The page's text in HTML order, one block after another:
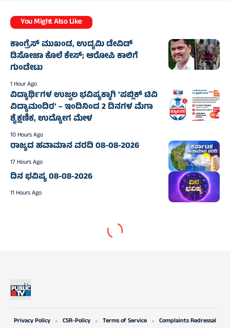
You Might Also Like
ಕಾಂಗ್ರೆಸ್‌ ಮುಖಂಡ, ಉದ್ಯಮಿ ಡೇವಿಡ್‌
ಡಿಸೋಜಾ ಕೊಲೆ ಕೇಸ್;‌ ಆರೋಪಿ ಕಾಲಿಗೆ
ಗುಂಡೇಟು
1 Hour Ago
ವಿದ್ಯಾರ್ಥಿಗಳ ಉಜ್ವಲ ಭವಿಷ್ಯಕ್ಕಾಗಿ ‘ಪಬ್ಲಿಕ್ ಟಿವಿ
ವಿದ್ಯಾಮಂದಿರ’ – ಇಂದಿನಿಂದ 2 ದಿನಗಳ ಮೆಗಾ
ಶೈಕ್ಷಣಿಕ, ಉದ್ಯೋಗ ಮೇಳ
10 Hours Ago
ರಾಜ್ಯದ ಹವಾಮಾನ ವರದಿ 08-08-2026
17 Hours Ago
ದಿನ ಭವಿಷ್ಯ 08-08-2026
11 Hours Ago
Privacy Policy CSR-Policy Terms of Service
Complaints Redressal